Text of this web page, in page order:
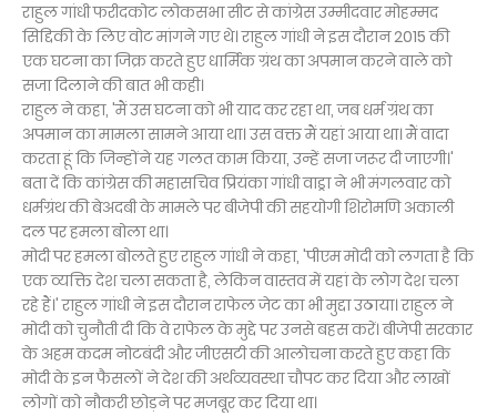
राहुल गांधी फरीदकोट लोकसभा सीट से कांग्रेस उम्मीदवार मोहम्मद
सिद्दिकी के लिए वोट मांगने गए थे। राहुल गांधी ने इस दौरान 2015 की
एक घटना का जिक्र करते हुए धार्मिक ग्रंथ का अपमान करने वाले को
सजा दिलाने की बात भी कही।
राहुल ने कहा, 'मैं उस घटना को भी याद कर रहा था, जब धर्म ग्रंथ का
अपमान का मामला सामने आया था। उस वक्त मैं यहां आया था। मैं वादा
करता हूं कि जिन्होंने यह गलत काम किया, उन्हें सजा जरूर दी जाएगी।'
बता दें कि कांग्रेस की महासचिव प्रियंका गांधी वाड्रा ने भी मंगलवार को
धर्मग्रंथ की बेअदबी के मामले पर बीजेपी की सहयोगी शिरोमणि अकाली
दल पर हमला बोला था।
मोदी पर हमला बोलते हुए राहुल गांधी ने कहा, 'पीएम मोदी को लगता है कि
एक व्यक्ति देश चला सकता है, लेकिन वास्तव में यहां के लोग देश चला
रहे हैं।' राहुल गांधी ने इस दौरान राफेल जेट का भी मुद्दा उठाया। राहुल ने
मोदी को चुनौती दी कि वे राफेल के मुद्दे पर उनसे बहस करें। बीजेपी सरकार
के अहम कदम नोटबंदी और जीएसटी की आलोचना करते हुए कहा कि
मोदी के इन फैसलों ने देश की अर्थव्यवस्था चौपट कर दिया और लाखों
लोगों को नौकरी छोड़ने पर मजबूर कर दिया था।